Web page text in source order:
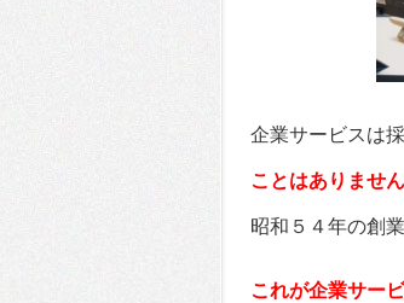
企業サービスは
ことはありません
昭和５４年の創
これが企業サー